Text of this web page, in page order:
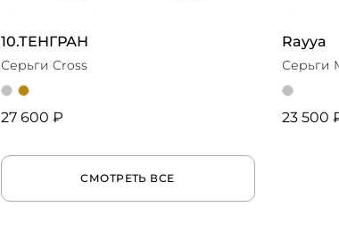
10.ТЕНГРАН
Серьги Cross
27 600 ₽
Rayya
Серьги
23 500
СМОТРЕТЬ ВСЕ